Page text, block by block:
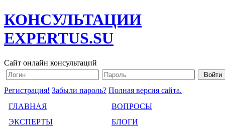
КОНСУЛЬТАЦИИ
EXPERTUS.SU
Сайт онлайн консультаций
Регистрация! Забыли пароль? Полная версия сайта.
ГЛАВНАЯ
ВОПРОСЫ
ЭКСПЕРТЫ
БЛОГИ